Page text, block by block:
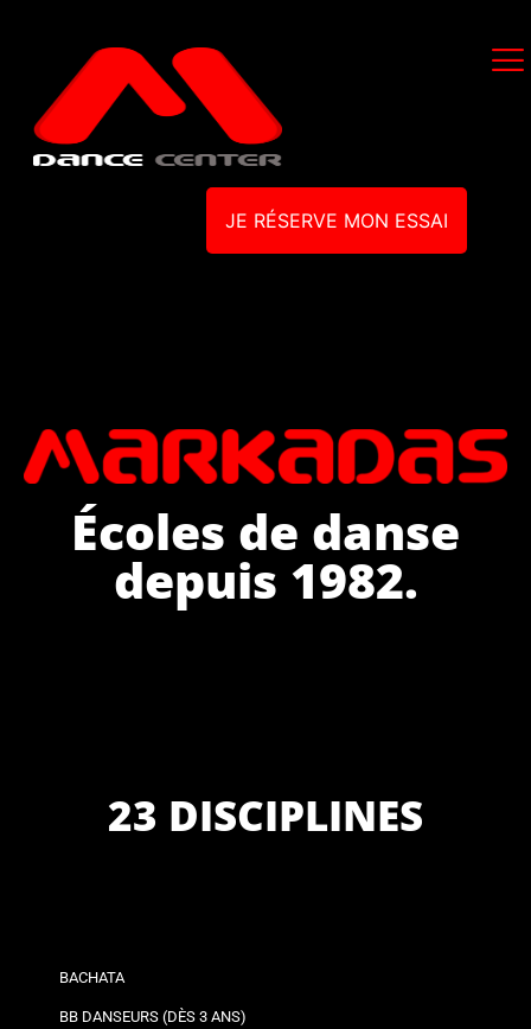
JE RÉSERVE MON ESSAI
Écoles de danse
depuis 1982.
23 DISCIPLINES
BACHATA
BB DANSEURS (DÈS 3 ANS)